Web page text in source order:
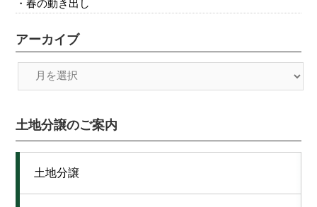
春の動き出し
アーカイブ
土地分譲のご案内
土地分譲